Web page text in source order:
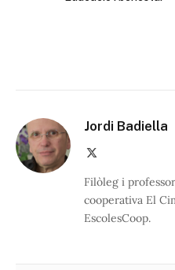
Jordi Badiella
Filòleg i
cooperativa El
EscolesCoop.